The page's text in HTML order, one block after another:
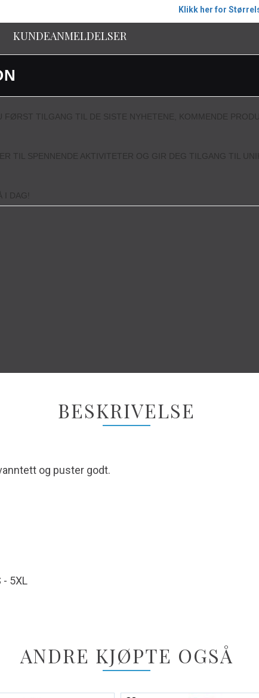
Klikk her for
KUNDEANMELDELSER
FØRST TILGANG TIL DE SISTE NYHETENE, KOMMENDE
TIL SPENNENDE AKTIVITETER OG GIR DEG TILGANG TIL
I DAG!
BESKRIVELSE
og puster godt.
5XL
ANDRE KJØPTE OGSÅ